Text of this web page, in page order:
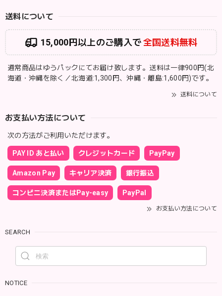
送料について
15,000円以上のご購入で全国送料無料
通常商品はゆうパックにてお届け致します。送料は一律900円(北
海道・沖縄を除く／北海道:1,300円、沖縄・離島:1,600円)です。
送料について
お支払い方法について
次の方法がご利用いただけます。
PAY ID あと払い クレジットカード PayPay
Amazon Pay キャリア決済 銀行振込
コンビニ決済またはPay-easy PayPal
お支払い方法について
SEARCH
NOTICE